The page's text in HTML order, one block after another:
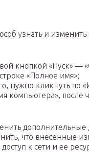
узнать и изменить
кнопкой «Пуск» —
«Полное имя»;
нужно кликнуть по
компьютера», после
дополнительные
что внесенные
к сети и ее